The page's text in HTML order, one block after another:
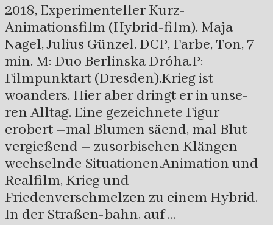
2018, Experimenteller Kurz-
Animationsfilm (Hybrid-film). Maja
Nagel, Julius Günzel. DCP, Farbe, Ton, 7
min. M: Duo Berlinska Dróha.P:
Filmpunktart (Dresden).Krieg ist
woanders. Hier aber dringt er in unse-
ren Alltag. Eine gezeichnete Figur
erobert –mal Blumen säend, mal Blut
vergießend – zusorbischen Klängen
wechselnde Situationen.Animation und
Realfilm, Krieg und
Friedenverschmelzen zu einem Hybrid.
In der Straßen-bahn, auf …